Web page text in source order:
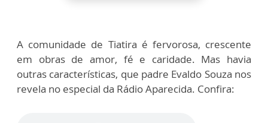
A comunidade de Tiatira é fervorosa, crescente
em obras de amor, fé e caridade. Mas havia
outras características, que padre Evaldo Souza nos
revela no especial da Rádio Aparecida. Confira: